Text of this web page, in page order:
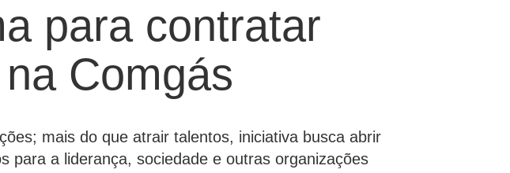
para contratar
Comgás
mais do que atrair talentos, iniciativa busca abrir
para a liderança, sociedade e outras organizações